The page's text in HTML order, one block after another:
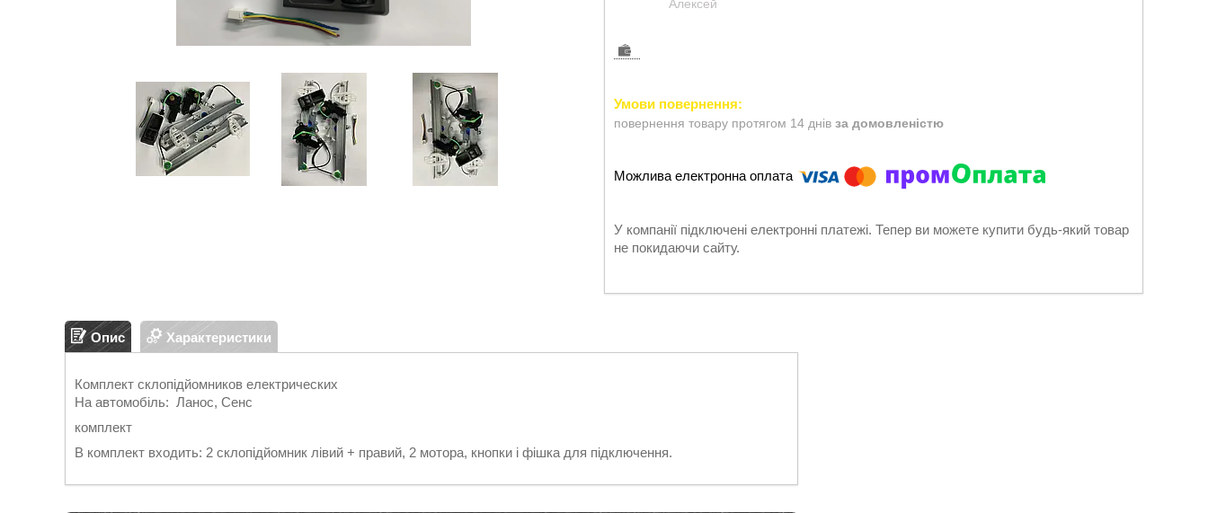
Aлексей
повернення товару протягом 14 днів за домовленістю
У компанії підключені електронні платежі. Тепер ви можете купити будь-який товар
не покидаючи сайту.
Опис Характеристики
Комплект склопідйомников електрических
На автомобіль: Ланос, Сенс
комплект
В комплект входить: 2 склопідйомник лівий + правий, 2 мотора, кнопки і фішка для підключення.